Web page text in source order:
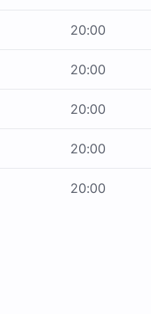
20:00
20:00
20:00
20:00
20:00